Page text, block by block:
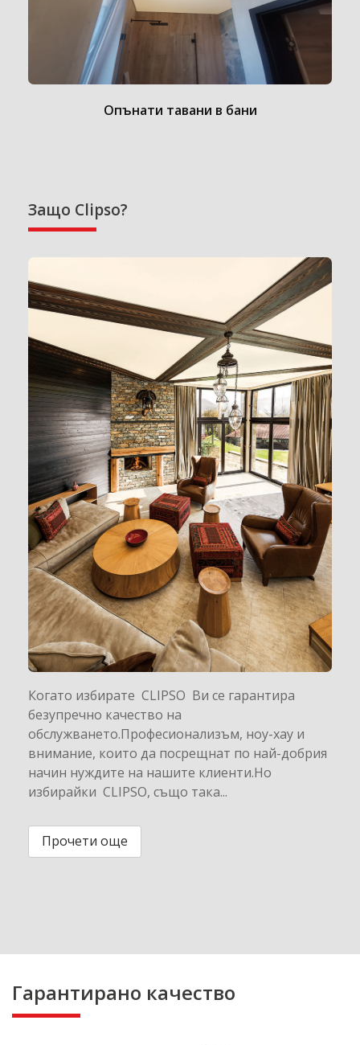
Опънати тавани в бани
Защо Clipso?
Когато избирате CLIPSO Ви се гарантира
безупречно качество на
обслужването.Професионализъм, ноу-хау и
внимание, които да посрещнат по най-добрия
начин нуждите на нашите клиенти.Но
избирайки CLIPSO, също така...
Прочети още
Гарантирано качество